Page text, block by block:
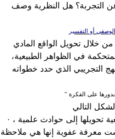
عن التجربة؟ هل النظرية وصف
خلال تحويل الواقع المادي
في الظواهر الطبيعية،
التجريبي الذي حدد خطواته
· الملاحظة العلمية : وهي مشاهدة الحوادث ومراقبتها بغية تحويلها إلى حوادث علمية ،
معرفة عفوية إنها هي ملاحظة